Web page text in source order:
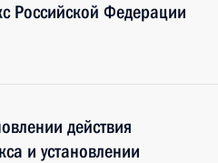
Российской Федерации
действия
и установлении